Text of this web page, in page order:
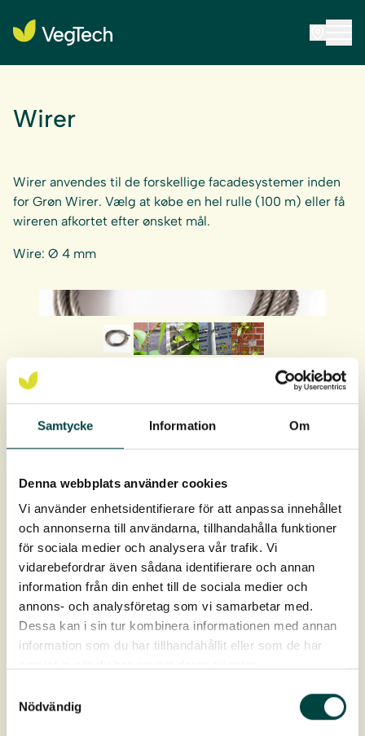
Samtycke Information Om
Denna webbplats använder cookies
Vi använder enhetsidentifierare för att anpassa innehållet
och annonserna till användarna, tillhandahålla funktioner
för sociala medier och analysera vår trafik. Vi
vidarebefordrar även sådana identifierare och annan
information från din enhet till de sociala medier och
annons- och analysföretag som vi samarbetar med.
Dessa kan i sin tur kombinera informationen med annan
information som du har tillhandahållit eller som de har
Nödvändig
Wirer
Wirer anvendes til de forskellige facadesystemer inden
for Grøn Wirer. Vælg at købe en hel rulle (100 m) eller få
wireren afkortet efter ønsket mål.
Wire: Ø 4 mm
Produktdata
Artikelnr 9-12308 (hel rulle)
Artikelnr 9-12309 (afkortet wirer)
Material Rustfrit stål
Download
Plejevejledning